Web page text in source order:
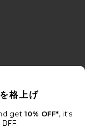
格上げ
get 10% OFF*, it's